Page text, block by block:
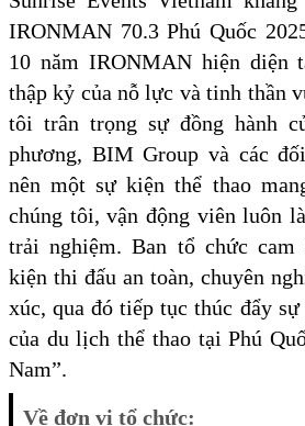
IRONMAN 70.3 Phú Quốc
10 năm IRONMAN hiện diện
thập kỷ của nỗ lực và tinh thần
tôi trân trọng sự đồng hành
phương, BIM Group và các
nên một sự kiện thể thao
chúng tôi, vận động viên luôn
trải nghiệm. Ban tổ chức cam
kiện thi đấu an toàn, chuyên
xúc, qua đó tiếp tục thúc đẩy
của du lịch thể thao tại Phú
Nam”.
Về đơn vị tổ chức: